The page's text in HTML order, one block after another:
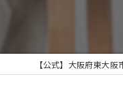
【公式】大阪府東大